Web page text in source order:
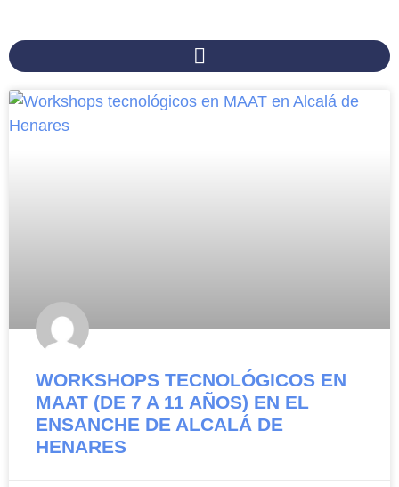
WORKSHOPS TECNOLÓGICOS EN
MAAT (DE 7 A 11 AÑOS) EN EL
ENSANCHE DE ALCALÁ DE
HENARES